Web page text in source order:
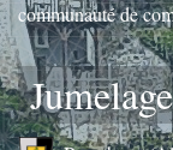
communauté de